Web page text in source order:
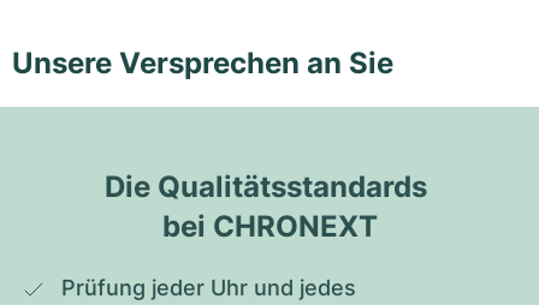
Unsere Versprechen an Sie
Die Qualitätsstandards
bei CHRONEXT
Prüfung jeder Uhr und jedes